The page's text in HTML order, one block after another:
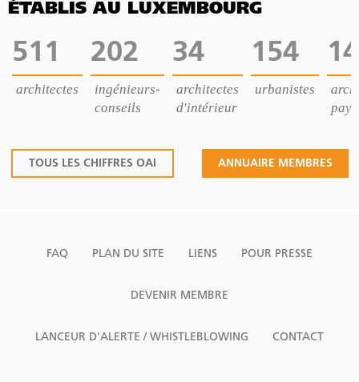
ÉTABLIS AU LUXEMBOURG
511
architectes
202
ingénieurs-
conseils
34
architectes
d'intérieur
154
urbanistes
14
TOUS LES CHIFFRES OAI ANNUAIRE MEMBRES
FAQ PLAN DU SITE LIENS POUR PRESSE
DEVENIR MEMBRE
LANCEUR D'ALERTE / WHISTLEBLOWING CONTACT